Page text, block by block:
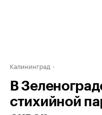
Калининград
В
стихийной